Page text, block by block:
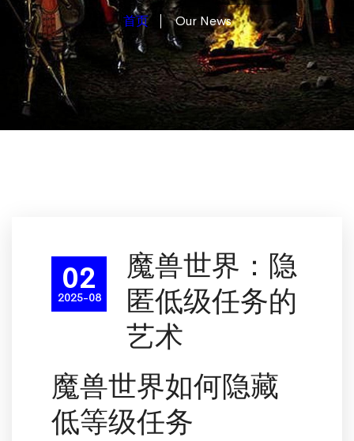
首页 Our News
02
2025-08
魔兽世界：隐
匿低级任务的
艺术
魔兽世界如何隐藏
低等级任务